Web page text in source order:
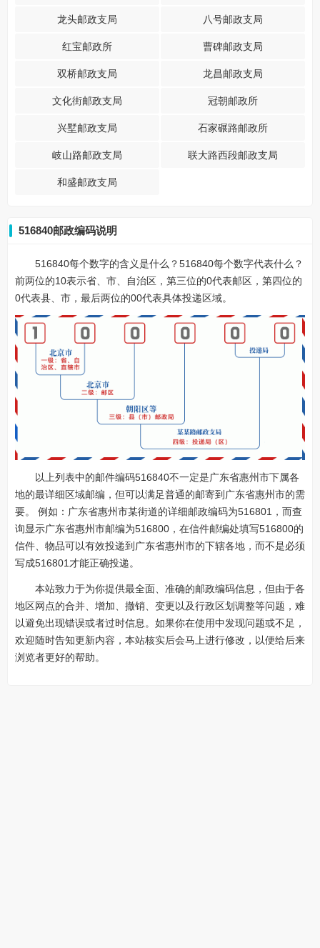
龙头邮政支局 八号邮政支局
红宝邮政所 曹碑邮政支局
双桥邮政支局 龙昌邮政支局
文化街邮政支局 冠朝邮政所
兴墅邮政支局 石家碾路邮政所
岐山路邮政支局 联大路西段邮政支局
和盛邮政支局
516840邮政编码说明
516840每个数字的含义是什么？516840每个数字代表什么？
前两位的10表示省、市、自治区，第三位的0代表邮区，第四位的
0代表县、市，最后两位的00代表具体投递区域。
以上列表中的邮件编码516840不一定是广东省惠州市下属各
地的最详细区域邮编，但可以满足普通的邮寄到广东省惠州市的需
要。 例如：广东省惠州市某街道的详细邮政编码为516801，而查
询显示广东省惠州市邮编为516800，在信件邮编处填写516800的
信件、物品可以有效投递到广东省惠州市的下辖各地，而不是必须
写成516801才能正确投递。
本站致力于为你提供最全面、准确的邮政编码信息，但由于各
地区网点的合并、增加、撤销、变更以及行政区划调整等问题，难
以避免出现错误或者过时信息。如果你在使用中发现问题或不足，
欢迎随时告知更新内容，本站核实后会马上进行修改，以便给后来
浏览者更好的帮助。